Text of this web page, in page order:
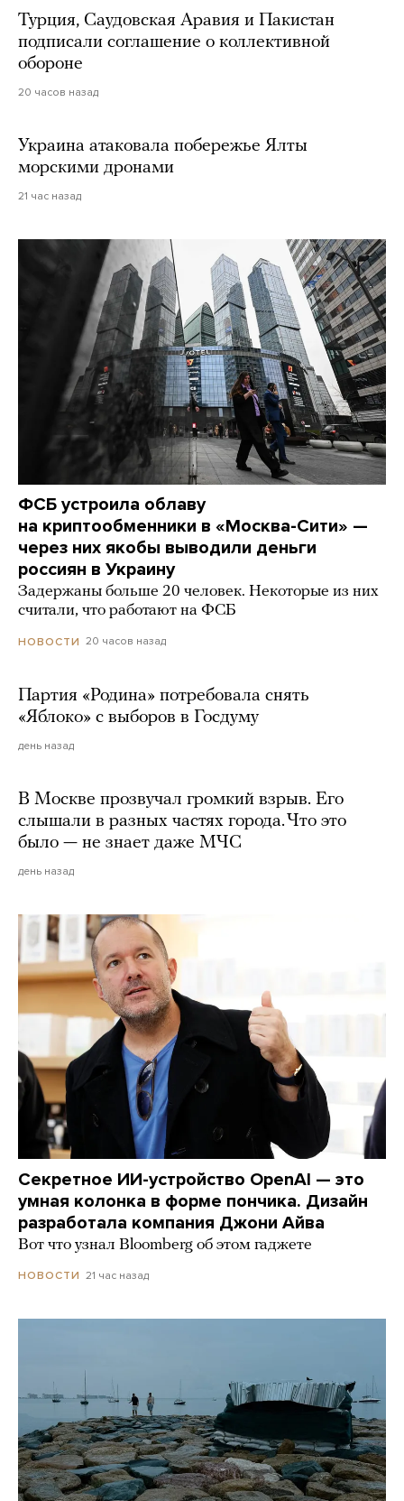
Турция, Саудовская Аравия и Пакистан
подписали соглашение о коллективной
обороне
20 часов назад
Украина атаковала побережье Ялты
морскими дронами
21 час назад
ФСБ устроила облаву
на криптообменники в «Москва-Сити» —
через них якобы выводили деньги
россиян в Украину
Задержаны больше 20 человек. Некоторые из них
считали, что работают на ФСБ
НОВОСТИ 20 часов назад
Партия «Родина» потребовала снять
«Яблоко» с выборов в Госдуму
день назад
В Москве прозвучал громкий взрыв. Его
слышали в разных частях города. Что это
было — не знает даже МЧС
день назад
Секретное ИИ-устройство OpenAI — это
умная колонка в форме пончика. Дизайн
разработала компания Джони Айва
Вот что узнал Bloomberg об этом гаджете
НОВОСТИ 21 час назад